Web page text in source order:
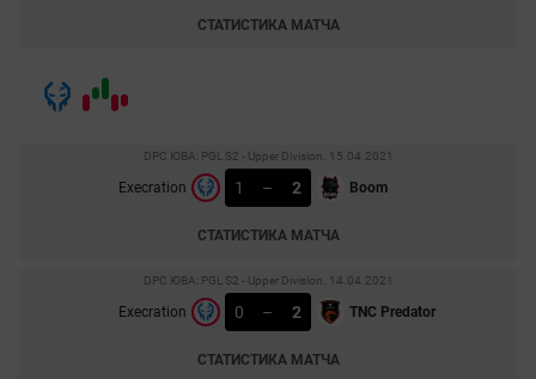
СТАТИСТИКА МАТЧА
DPC ЮВА: PGL S2 - Upper Division. 15.04.2021
Execration 1 – 2 Boom
СТАТИСТИКА МАТЧА
DPC ЮВА: PGL S2 - Upper Division. 14.04.2021
Execration 0 – 2 TNC Predator
СТАТИСТИКА МАТЧА